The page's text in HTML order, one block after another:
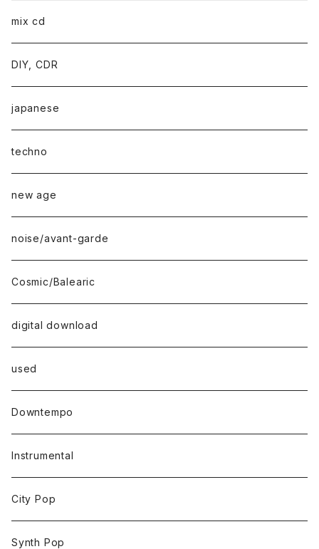
mix cd
DIY, CDR
japanese
techno
new age
noise/avant-garde
Cosmic/Balearic
digital download
used
Downtempo
Instrumental
City Pop
Synth Pop